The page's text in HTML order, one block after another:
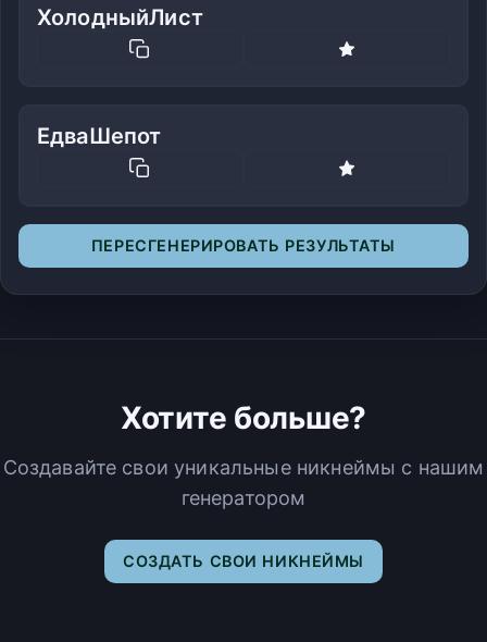
ХолодныйЛист
ЕдваШепот
ПЕРЕСГЕНЕРИРОВАТЬ РЕЗУЛЬТАТЫ
Хотите больше?
Создавайте свои уникальные никнеймы с нашим
генератором
СОЗДАТЬ СВОИ НИКНЕЙМЫ